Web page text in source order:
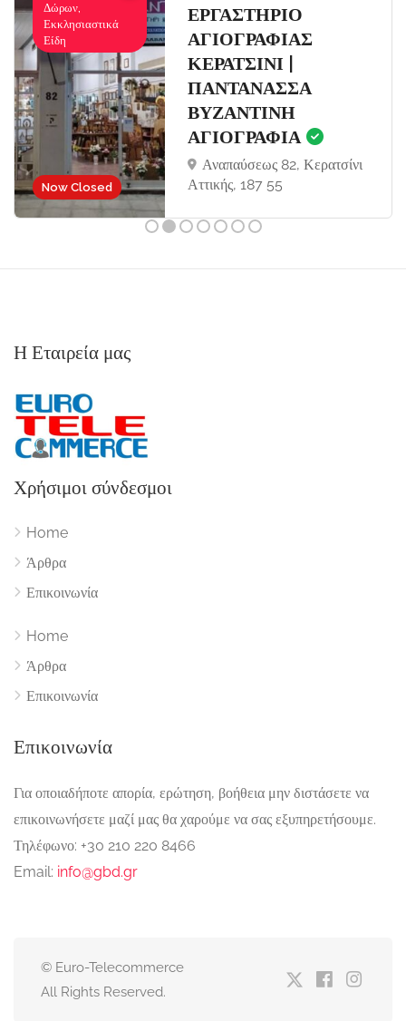
Now Closed
Δώρων,
Εκκλησιαστικά
Είδη
ΕΡΓΑΣΤΗΡΙΟ
ΑΓΙΟΓΡΑΦΙΑΣ
ΚΕΡΑΤΣΙΝΙ |
ΠΑΝΤΑΝΑΣΣΑ
ΒΥΖΑΝΤΙΝΗ
ΑΓΙΟΓΡΑΦΙΑ
Αναπαύσεως 82, Κερατσίνι
Αττικής, 187 55
Η Εταιρεία μας
Χρήσιμοι σύνδεσμοι
Home
Άρθρα
Επικοινωνία
Home
Άρθρα
Επικοινωνία
Επικοινωνία
Για οποιαδήποτε απορία, ερώτηση, βοήθεια μην διστάσετε να
επικοινωνήσετε μαζί μας θα χαρούμε να σας εξυπηρετήσουμε.
Τηλέφωνο: +30 210 220 8466
Email: info@gbd.gr
© Euro-Telecommerce
All Rights Reserved.